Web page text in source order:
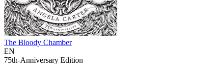
The Bloody Chamber
EN
75th-Anniversary Edition